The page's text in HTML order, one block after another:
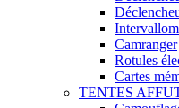
Camranger
Rotules
Cartes
TENTES